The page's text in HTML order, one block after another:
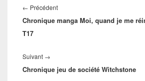
de
l’article
← PrécédentArticle
précédent :
Chronique manga Moi, quand je me
T17
Suivant →
suivant :
Chronique jeu de société Witchstone